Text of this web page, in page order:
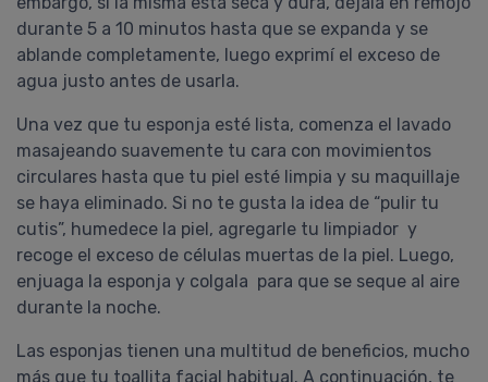
durante 5 a 10 minutos hasta que se expanda y se
ablande completamente, luego exprimí el exceso de
agua justo antes de usarla.
Una vez que tu esponja esté lista, comenza el lavado
masajeando suavemente tu cara con movimientos
circulares hasta que tu piel esté limpia y su maquillaje
se haya eliminado. Si no te gusta la idea de “pulir tu
cutis”, humedece la piel, agregarle tu limpiador y
recoge el exceso de células muertas de la piel. Luego,
enjuaga la esponja y colgala para que se seque al aire
durante la noche.
Las esponjas tienen una multitud de beneficios, mucho
más que tu toallita facial habitual. A continuación, te